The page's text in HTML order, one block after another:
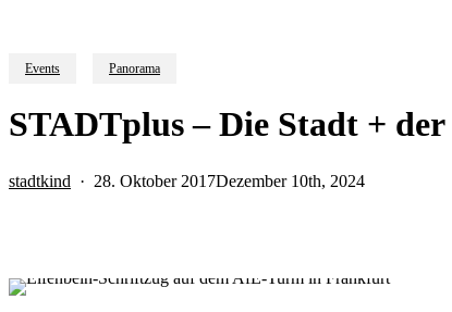
Events Panorama
STADTplus – Die Stadt +
stadtkind 28. Oktober 2017Dezember 10th, 2024